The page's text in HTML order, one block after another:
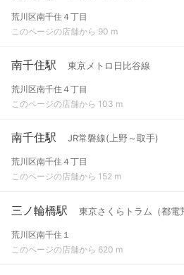
荒川区南千住４丁目
このページの店舗から 90 m
南千住駅 東京メトロ日比谷線
荒川区南千住４丁目
このページの店舗から 103 m
南千住駅 JR常磐線(上野～取手)
荒川区南千住４丁目
このページの店舗から 152 m
三ノ輪橋駅 東京さくらトラム（都電
荒川区南千住１
このページの店舗から 620 m